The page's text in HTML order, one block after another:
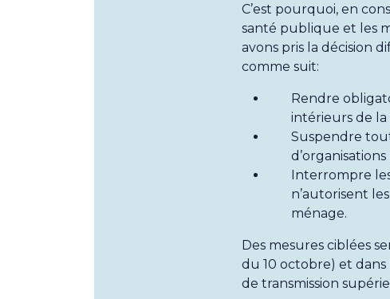
C’est pourquoi, en
santé publique et les
avons pris la décision
comme suit:
Rendre
intérieurs de la
Suspendre
Interrompre
n’autorisent
ménage.
Des mesures ciblées
du 10 octobre) et
de transmission